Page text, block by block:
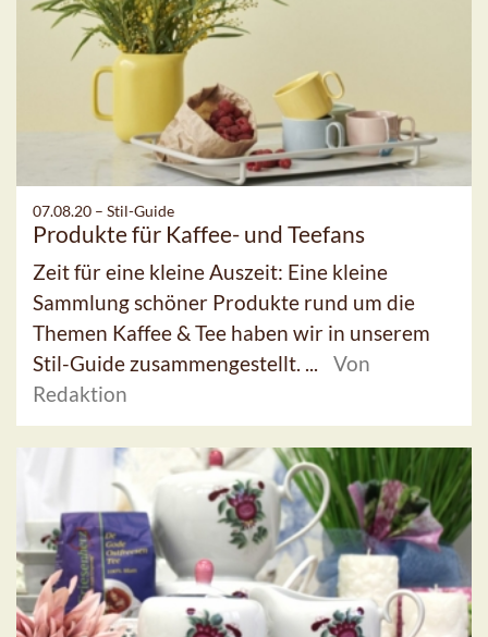
07.08.20 – Stil-Guide
Produkte für Kaffee- und Teefans
Zeit für eine kleine Auszeit: Eine kleine
Sammlung schöner Produkte rund um die
Themen Kaffee & Tee haben wir in unserem
Stil-Guide zusammengestellt. ...
Von
Redaktion